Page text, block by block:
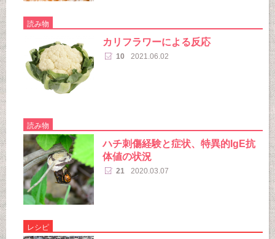
読み物
カリフラワーによる反応
10 2021.06.02
読み物
ハチ刺傷経験と症状、特異的IgE抗
体値の状況
21 2020.03.07
レシピ